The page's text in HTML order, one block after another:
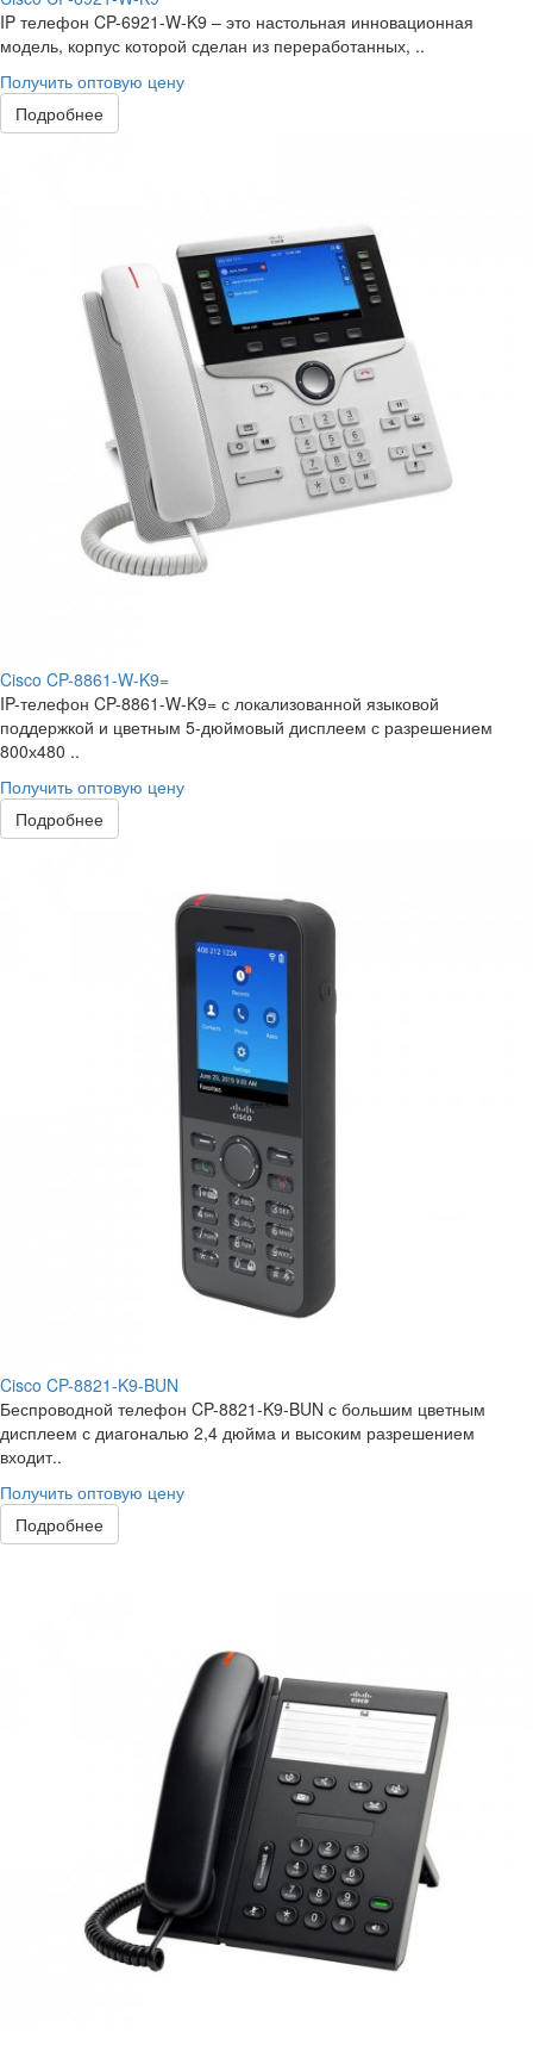
IP телефон CP-6921-W-K9 – это настольная инновационная
модель, корпус которой сделан из переработанных, ..
Получить оптовую цену
Подробнее
Cisco CP-8861-W-K9=
IP-телефон CP-8861-W-K9= с локализованной языковой
поддержкой и цветным 5-дюймовый дисплеем с разрешением
800х480 ..
Получить оптовую цену
Подробнее
Cisco CP-8821-K9-BUN
Беспроводной телефон CP-8821-K9-BUN с большим цветным
дисплеем с диагональю 2,4 дюйма и высоким разрешением
входит..
Получить оптовую цену
Подробнее